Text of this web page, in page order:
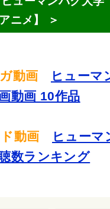
ニメ】 ＞
動画
ヒューマ
動画 10作品
動画
ヒューマ
数ランキング